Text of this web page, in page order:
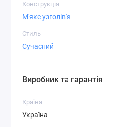
Конструкція
М'яке узголів'я
Стиль
Сучасний
Виробник та гарантія
Країна
Україна